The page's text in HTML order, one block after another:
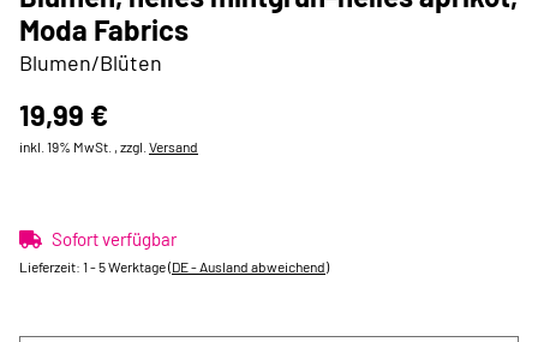
Moda Fabrics
Blumen/Blüten
19,99 €
inkl. 19% MwSt. , zzgl. Versand
Sofort verfügbar
Lieferzeit: 1 - 5 Werktage(DE - Ausland abweichend)